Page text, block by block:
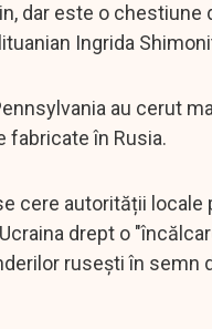
dar este o chestiune
Ingrida
au cerut
fabricate în Rusia.
cere autorității locale
drept o
rusești în semn